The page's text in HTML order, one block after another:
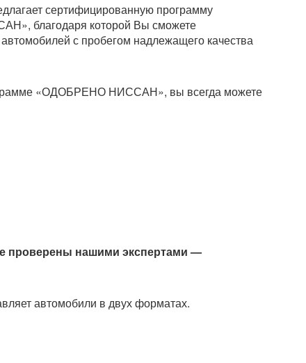
сертифицированную программу
благодаря которой Вы сможете
с пробегом надлежащего качества
«ОДОБРЕНО НИССАН», вы всегда можете
проверены нашими экспертами —
автомобили в двух форматах.